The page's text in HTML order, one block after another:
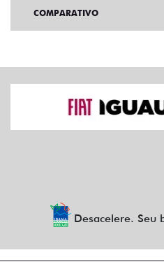
COMPARATIVO
Desacelere. Seu